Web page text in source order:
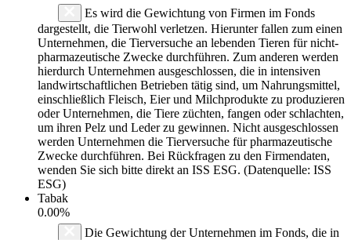
Es wird die Gewichtung von Firmen im Fonds
dargestellt, die Tierwohl verletzen. Hierunter fallen zum einen
Unternehmen, die Tierversuche an lebenden Tieren für nicht-
pharmazeutische Zwecke durchführen. Zum anderen werden
hierdurch Unternehmen ausgeschlossen, die in intensiven
landwirtschaftlichen Betrieben tätig sind, um Nahrungsmittel,
einschließlich Fleisch, Eier und Milchprodukte zu produzieren
oder Unternehmen, die Tiere züchten, fangen oder schlachten,
um ihren Pelz und Leder zu gewinnen. Nicht ausgeschlossen
werden Unternehmen die Tierversuche für pharmazeutische
Zwecke durchführen. Bei Rückfragen zu den Firmendaten,
wenden Sie sich bitte direkt an ISS ESG. (Datenquelle: ISS
ESG)
Tabak
0.00%
Die Gewichtung der Unternehmen im Fonds, die in